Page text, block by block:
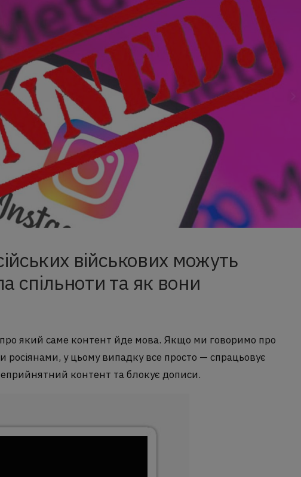
військових можуть
спільноти та як вони
який саме контент йде мова. Якщо ми говоримо про
росіянами, у цьому випадку все просто — спрацьовує
контент та блокує дописи.